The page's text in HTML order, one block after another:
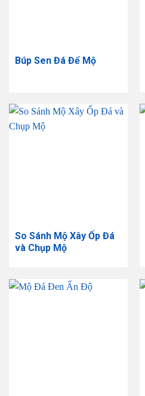
Búp Sen Đá Để Mộ
So Sánh Mộ Xây Ốp Đá
và Chụp Mộ